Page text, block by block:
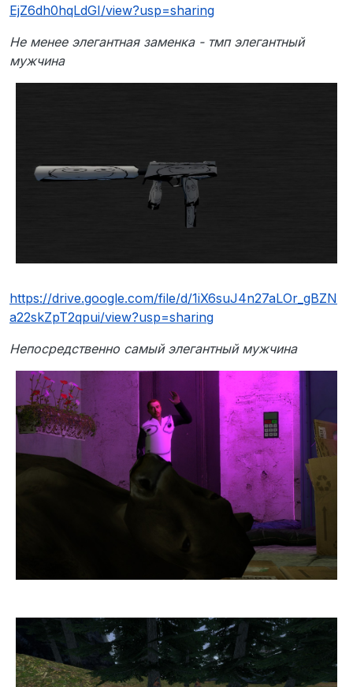
EjZ6dh0hqLdGI/view?usp=sharing
Не менее элегантная заменка - тмп элегантный
мужчина
https://drive.google.com/file/d/1iX6suJ4n27aLOr_gBZN
a22skZpT2qpui/view?usp=sharing
Непосредственно самый элегантный мужчина